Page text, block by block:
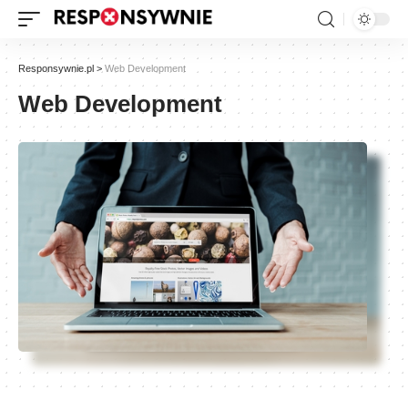
Responsywnie.pl > Web Development
Web Development